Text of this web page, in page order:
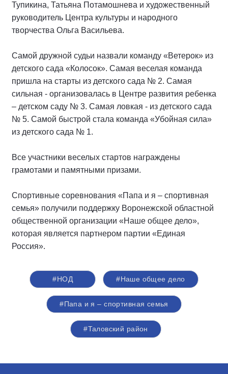
Тупикина, Татьяна Потамошнева и художественный
руководитель Центра культуры и народного
творчества Ольга Васильева.
Самой дружной судьи назвали команду «Ветерок» из
детского сада «Колосок». Самая веселая команда
пришла на старты из детского сада № 2. Самая
сильная - организовалась в Центре развития ребенка
– детском саду № 3. Самая ловкая - из детского сада
№ 5. Самой быстрой стала команда «Убойная сила»
из детского сада № 1.
Все участники веселых стартов награждены
грамотами и памятными призами.
Спортивные соревнования «Папа и я – спортивная
семья» получили поддержку Воронежской областной
общественной организации «Наше общее дело»,
которая является партнером партии «Единая
Россия».
#НОД #Наше общее дело
#Папа и я – спортивная семья
#Таловский район